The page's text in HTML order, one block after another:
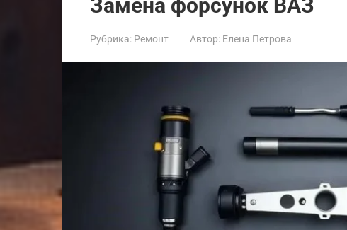
Замена форсунок ВАЗ
Рубрика: Ремонт Автор: Елена Петрова